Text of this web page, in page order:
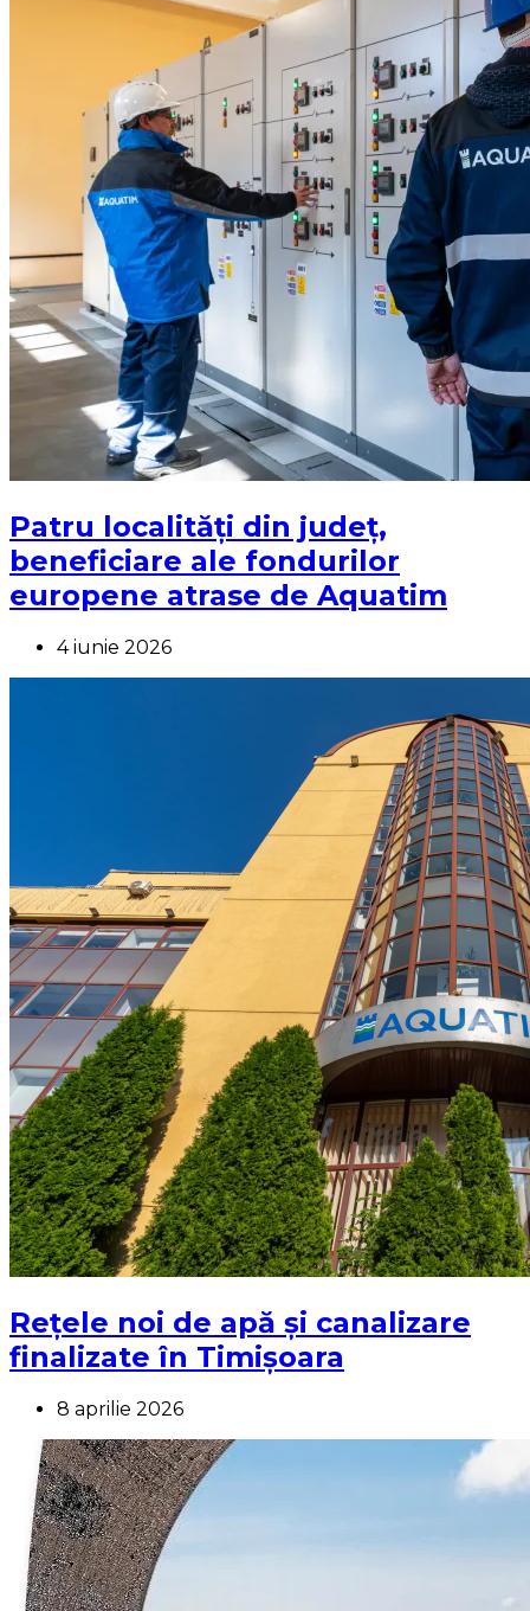
Patru localități din județ,
beneficiare ale fondurilor
europene atrase de Aquatim
4 iunie 2026
Rețele noi de apă și canalizare
finalizate în Timișoara
8 aprilie 2026